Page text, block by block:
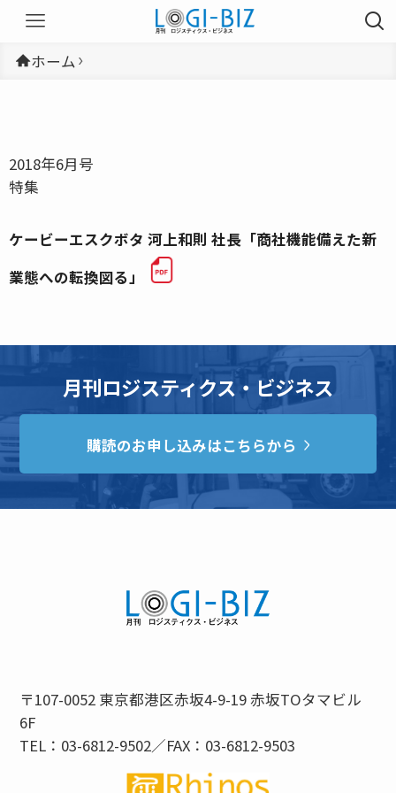
ホーム
2018年6月号
特集
ケービーエスクボタ 河上和則 社長「商社機能備えた新
業態への転換図る」
月刊ロジスティクス・ビジネス
購読のお申し込みはこちらから
〒107-0052 東京都港区赤坂4-9-19 赤坂TOタマビル
6F
TEL：03-6812-9502／FAX：03-6812-9503